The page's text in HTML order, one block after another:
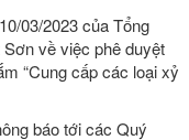
03/2023 của Tổng
về việc phê duyệt
“Cung cấp các loại xỷ
báo tới các Quý